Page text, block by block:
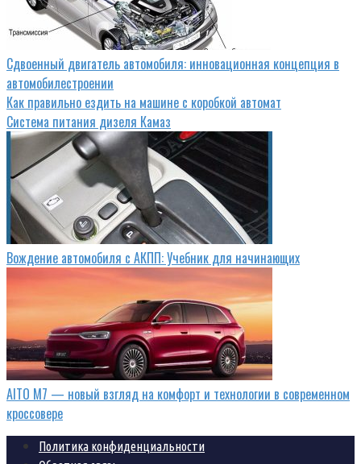
Сдвоенный двигатель автомобиля: инновационная концепция в
автомобилестроении
Как правильно ездить на машине с коробкой автомат
Система питания дизеля Камаз
Вождение автомобиля с АКПП: Учебник для начинающих
AITO M7 — новый взгляд на комфорт и технологии в современном
кроссовере
Политика конфиденциальности